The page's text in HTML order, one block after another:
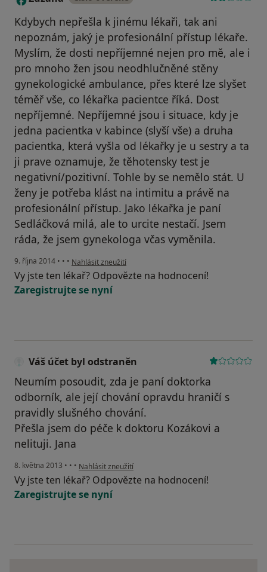
Kdybych nepřešla k jinému lékaři, tak ani
nepoznám, jaký je profesionální přístup lékaře.
Myslím, že dosti nepříjemné nejen pro mě, ale i
pro mnoho žen jsou neodhlučněné stěny
gynekologické ambulance, přes které lze slyšet
téměř vše, co lékařka pacientce říká. Dost
nepříjemné. Nepříjemné jsou i situace, kdy je
jedna pacientka v kabince (slyší vše) a druha
pacientka, která vyšla od lékařky je u sestry a ta
ji prave oznamuje, že těhotensky test je
negativní/pozitivní. Tohle by se nemělo stát. U
ženy je potřeba klást na intimitu a právě na
profesionální přístup. Jako lékařka je paní
Sedláčková milá, ale to urcite nestačí. Jsem
ráda, že jsem gynekologa včas vyměnila.
9. října 2014 • • • podle názoru uživatele Zuzana
Nahlásit zneužití
Vy jste ten lékař? Odpovězte na hodnocení!
Zaregistrujte se nyní
Váš účet byl odstraněn
Neumím posoudit, zda je paní doktorka
odborník, ale její chování opravdu hraničí s
pravidly slušného chování.
Přešla jsem do péče k doktoru Kozákovi a
nelituji. Jana
8. května 2013 • • • podle názoru uživatele Váš účet byl odstraněn
Nahlásit zneužití
Vy jste ten lékař? Odpovězte na hodnocení!
Zaregistrujte se nyní